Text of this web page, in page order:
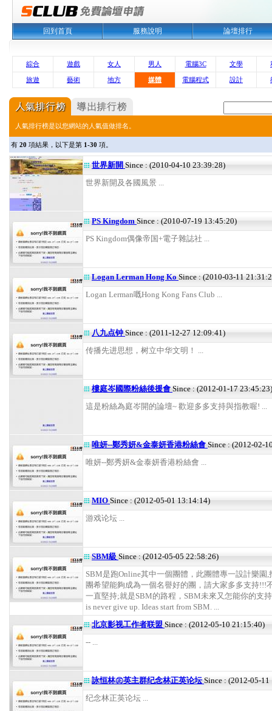
回到首頁 服務說明 論壇排行
綜合 遊戲 女人 男人 電腦3C 文學
旅遊 藝術 地方 媒體 電腦程式 設計
人氣排行榜是以您網站的人氣值做排名。
有 20 項結果，以下是第 1-30 項。
世界新開 Since : (2010-04-10 23:39:28)
世界新開及各國風景 ...
PS Kingdom Since : (2010-07-19 13:45:20)
PS Kingdom偶像帝国+電子雜誌社 ...
Logan Lerman Hong Ko Since : (2010-03-11
Logan Lerman嘅Hong Kong Fans Club ...
八九点钟 Since : (2011-12-27 12:09:41)
传播先进思想，树立中华文明！ ...
樓庭岑國際粉絲後援會 Since : (2012-01-17 23:45:23)
這是粉絲為庭岑開的論壇~ 歡迎多多支持與指教喔! ...
唯妍--鄭秀妍&金泰妍香港粉絲會 Since : (2012-02-
唯妍--鄭秀妍&金泰妍香港粉絲會 ...
MIO Since : (2012-05-01 13:14:14)
游戏论坛 ...
SBM級 Since : (2012-05-05 22:58:26)
SBM是跑Online其中一個團體，此團體專一設計樂園,
團希望能夠成為一個名譽好的團，請大家多多支持!!!
一直堅持;就是SBM的路程，SBM未來又怎能你的支
is never give up. Ideas start from SBM. ...
北京影视工作者联盟 Since : (2012-05-10 21:15:40)
-- ...
詠恒林㊣英主群纪念林正英论坛Since : (2012-05-
纪念林正英论坛 ...